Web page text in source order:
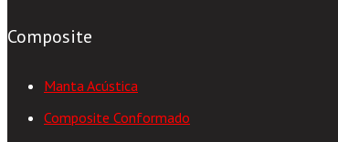
Composite
Manta Acústica
Composite Conformado